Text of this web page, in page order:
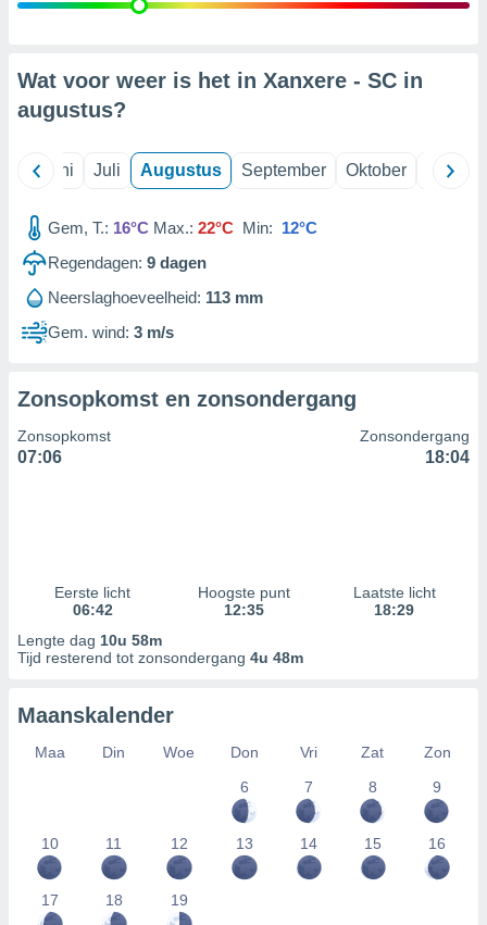
Wat voor weer is het in Xanxere - SC in
augustus?
Juni Juli Augustus September Oktober
Gem, T.: 16°C Max.: 22°C Min: 12°C
Regendagen: 9 dagen
Neerslaghoeveelheid: 113 mm
Gem. wind: 3 m/s
Zonsopkomst en zonsondergang
Zonsopkomst
07:06
Zonsondergang
18:04
Eerste licht
06:42
Hoogste punt
12:35
Laatste licht
18:29
Lengte dag 10u 58m
Tijd resterend tot zonsondergang 4u 48m
Maanskalender
Maa Din Woe Don Vri Zat
Zon
6
7 8 9
10 11 12 13 14 15 16
17 18 19